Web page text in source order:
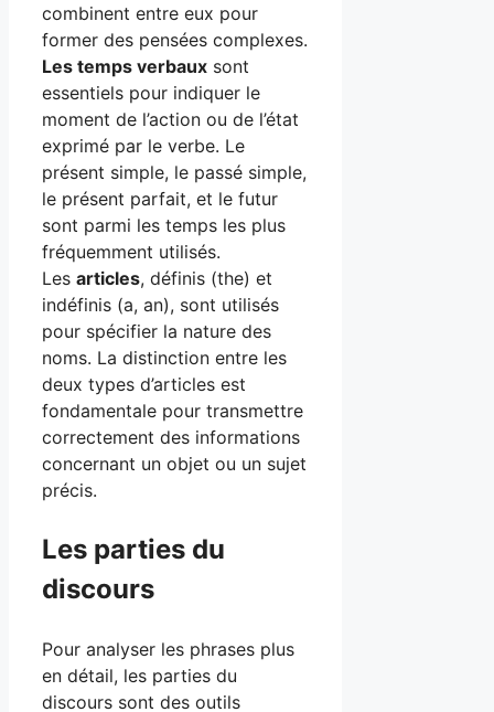
combinent entre eux pour
former des pensées complexes.
Les temps verbaux sont
essentiels pour indiquer le
moment de l’action ou de l’état
exprimé par le verbe. Le
présent simple, le passé simple,
le présent parfait, et le futur
sont parmi les temps les plus
fréquemment utilisés.
Les articles, définis (the) et
indéfinis (a, an), sont utilisés
pour spécifier la nature des
noms. La distinction entre les
deux types d’articles est
fondamentale pour transmettre
correctement des informations
concernant un objet ou un sujet
précis.
Les parties du
discours
Pour analyser les phrases plus
en détail, les parties du
discours sont des outils